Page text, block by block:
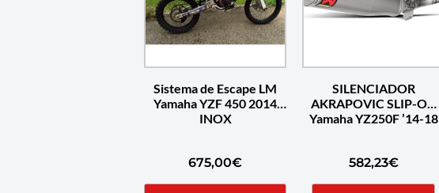
Sistema de Escape LM
Yamaha YZF 450 2014
INOX
675,00€
SILENCIADOR
AKRAPOVIC SLIP-ON
Yamaha YZ250F ’14-18
582,23€